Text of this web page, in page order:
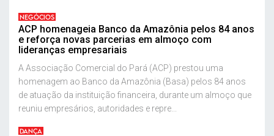
NEGÓCIOS
ACP homenageia Banco da Amazônia pelos 84 anos
e reforça novas parcerias em almoço com
lideranças empresariais
A Associação Comercial do Pará (ACP) prestou uma
homenagem ao Banco da Amazônia (Basa) pelos 84 anos
de atuação da instituição financeira, durante um almoço que
reuniu empresários, autoridades e repre...
DANÇA